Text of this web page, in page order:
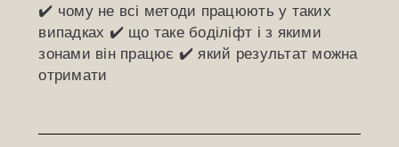
✔️ чому не всі методи працюють у таких
випадках ✔️ що таке боділіфт і з якими
зонами він працює ✔️ який результат можна
отримати